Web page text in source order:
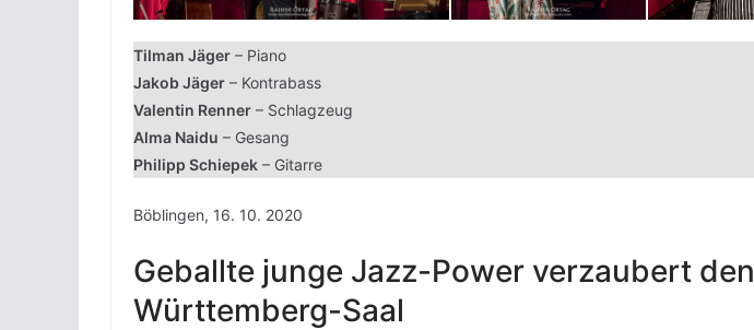
Tilman Jäger – Piano
Jakob Jäger – Kontrabass
Valentin Renner – Schlagzeug
Alma Naidu – Gesang
Philipp Schiepek – Gitarre
Böblingen, 16. 10. 2020
Geballte junge Jazz-Power verzaubert den
Württemberg-Saal